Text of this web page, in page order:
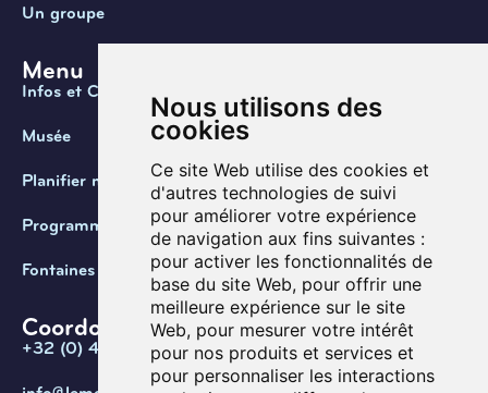
Nous utilisons des
cookies
Ce site Web utilise des cookies et
d'autres technologies de suivi
pour améliorer votre expérience
de navigation aux fins suivantes :
pour activer les fonctionnalités de
base du site Web, pour offrir une
meilleure expérience sur le site
Web, pour mesurer votre intérêt
pour nos produits et services et
pour personnaliser les interactions
Un groupe
Menu
Infos et Contact
Musée
Planifier ma visite
Programmation
Fontaines de Belgique
Coordonnées
+32 (0) 470 / 67.20.55